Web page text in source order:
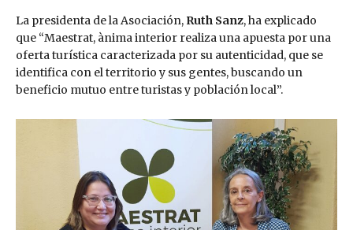
La presidenta de la Asociación, Ruth Sanz, ha explicado
que “Maestrat, ànima interior realiza una apuesta por una
oferta turística caracterizada por su autenticidad, que se
identifica con el territorio y sus gentes, buscando un
beneficio mutuo entre turistas y población local”.